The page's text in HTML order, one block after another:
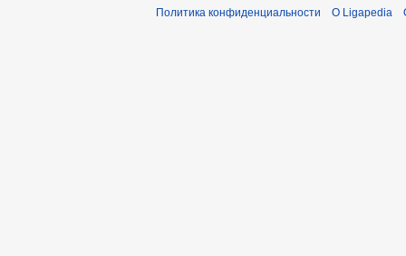
Политика конфиденциальности О Ligapedia